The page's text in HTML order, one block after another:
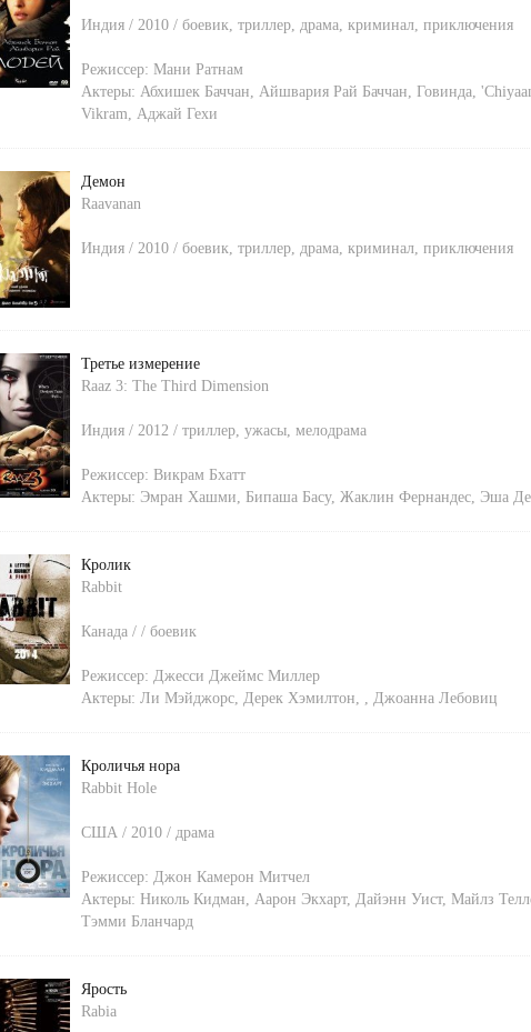
Индия / 2010 / боевик, триллер, драма, криминал, приключения
Режиссер: Мани Ратнам
Актеры: Абхишек Баччан Айшвария Рай Баччан Говинда
Vikram
Аджай Гехи
Демон
Raavanan
Индия / 2010 / боевик, триллер, драма, криминал, приключения
Третье измерение
Raaz 3: The Third Dimension
Индия / 2012 / триллер, ужасы, мелодрама
Режиссер: Викрам Бхатт
Актеры: Эмран Хашми, Бипаша Басу, Жаклин Фернандес, Эша
Кролик
Rabbit
Канада / / боевик
Режиссер: Джесси Джеймс Миллер
Актеры: Ли Мэйджорс, Дерек Хэмилтон, , Джоанна Лебовиц
Кроличья нора
Rabbit Hole
США / 2010 / драма
Режиссер: Джон Камерон Митчел
Актеры: Николь Кидман, Аарон Экхарт, Дайэнн Уист, Майлз
Тэмми Бланчард
Ярость
Rabia